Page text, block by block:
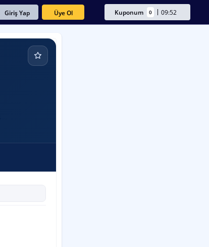
Giriş Yap Üye Ol Kuponum 0 09:52